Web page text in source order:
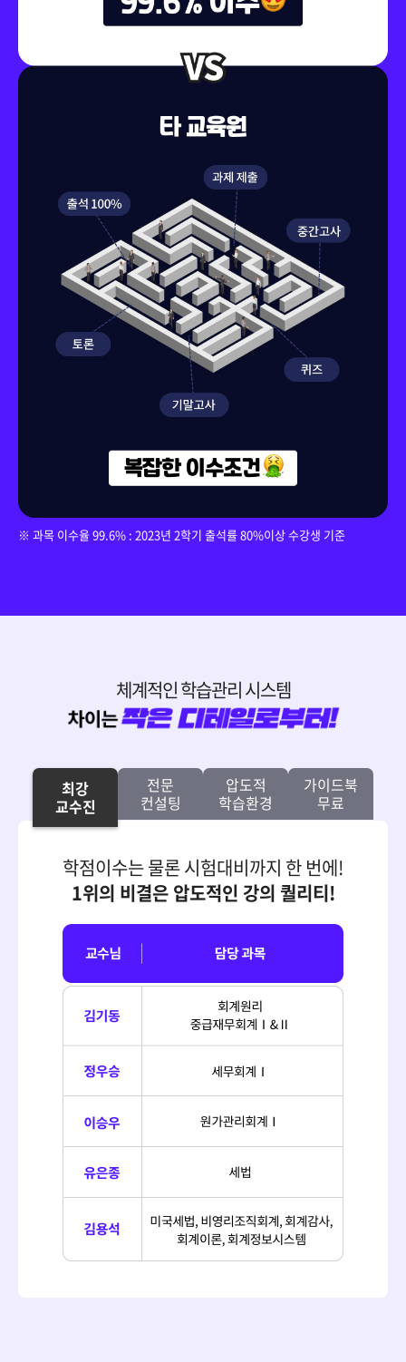
회계감사
회계이론
회계정보시스템Ⅰ
150,000원
119,000원
회계정보시스템론 119,000원
※ 과목 이수율 99.6% : 2023년 2학기 출석률 80%이상 수강생 기준
체계적인 학습관리 시스템
최강
교수진
전문
컨설팅
압도적
학습환경
가이드북
무료
학점이수는 물론 시험대비까지 한 번에!
1위의 비결은 압도적인 강의 퀄리티!